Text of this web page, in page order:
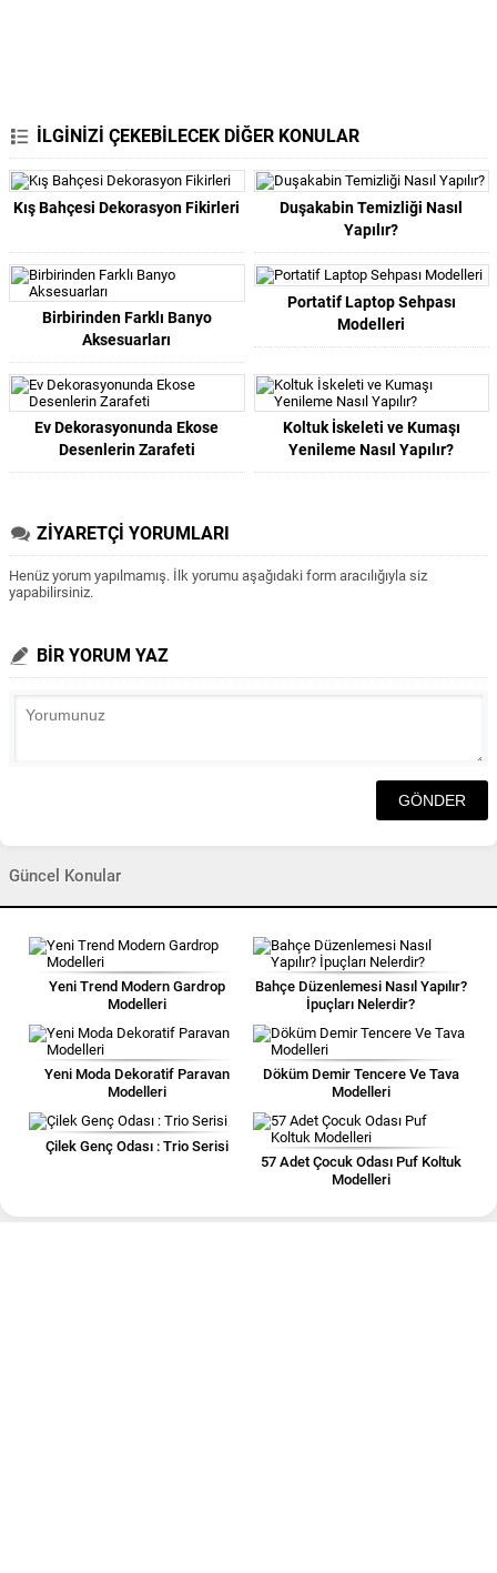
İLGİNİZİ ÇEKEBİLECEK DİĞER KONULAR
Kış Bahçesi Dekorasyon Fikirleri
Duşakabin Temizliği Nasıl
Yapılır?
Birbirinden Farklı Banyo
Aksesuarları
Portatif Laptop Sehpası
Modelleri
Ev Dekorasyonunda Ekose
Desenlerin Zarafeti
Koltuk İskeleti ve Kumaşı
Yenileme Nasıl Yapılır?
ZİYARETÇİ YORUMLARI
Henüz yorum yapılmamış. İlk yorumu aşağıdaki form aracılığıyla siz
yapabilirsiniz.
BİR YORUM YAZ
Güncel Konular
Yeni Trend Modern Gardrop
Modelleri
Bahçe Düzenlemesi Nasıl Yapılır?
İpuçları Nelerdir?
Yeni Moda Dekoratif Paravan
Modelleri
Döküm Demir Tencere Ve Tava
Modelleri
Çilek Genç Odası : Trio Serisi
57 Adet Çocuk Odası Puf Koltuk
Modelleri